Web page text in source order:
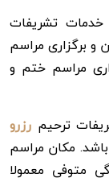
خدمات تشریفات
و برگزاری مراسم
مراسم ختم و
ترحیم رزرو
مکان مراسم
متوفی معمولا